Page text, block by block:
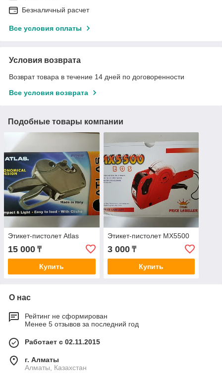
Безналичный расчет
Все условия оплаты
Условия возврата
Возврат товара в течение 14 дней по договоренности
Все условия возврата
Подобные товары компании
Этикет-пистолет Atlas
15 000 ₸
Купить
Этикет-пистолет MX5500
3 000₸
Купить
О нас
Рейтинг не сформирован
Менее 5 отзывов за последний год
Работает с 02.11.2015
г. Алматы
Алматы, Казахстан